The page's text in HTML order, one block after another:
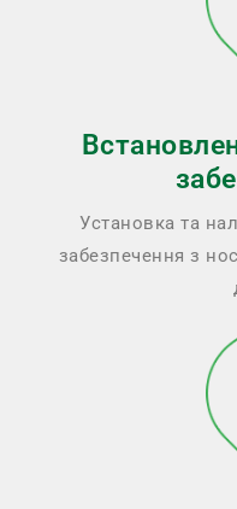
Установка та
забезпечення з